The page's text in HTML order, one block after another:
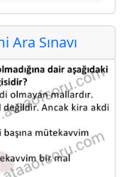
Sınavı